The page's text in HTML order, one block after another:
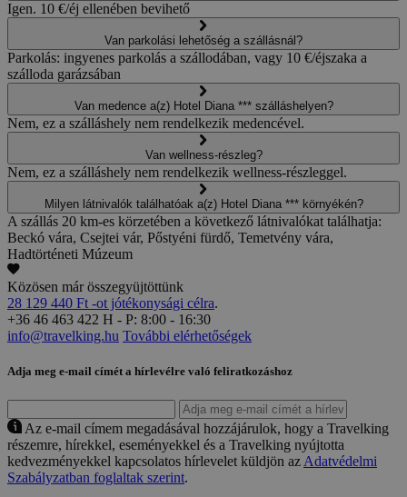
Igen. 10 €/éj ellenében bevihető
Van parkolási lehetőség a szállásnál?
Parkolás: ingyenes parkolás a szállodában, vagy 10 €/éjszaka a
szálloda garázsában
Van medence a(z) Hotel Diana *** szálláshelyen?
Nem, ez a szálláshely nem rendelkezik medencével.
Van wellness-részleg?
Nem, ez a szálláshely nem rendelkezik wellness-részleggel.
Milyen látnivalók találhatóak a(z) Hotel Diana *** környékén?
A szállás 20 km-es körzetében a következő látnivalókat találhatja:
Beckó vára, Csejtei vár, Pőstyéni fürdő, Temetvény vára,
Hadtörténeti Múzeum
Közösen már összegyüjtöttünk
28 129 440 Ft -ot jótékonysági célra.
+36 46 463 422 H - P: 8:00 - 16:30
info@travelking.hu További elérhetőségek
Adja meg e-mail címét a hírlevélre való feliratkozáshoz
Az e-mail címem megadásával hozzájárulok, hogy a Travelking
részemre, hírekkel, eseményekkel és a Travelking nyújtotta
kedvezményekkel kapcsolatos hírlevelet küldjön az Adatvédelmi
Szabályzatban foglaltak szerint.